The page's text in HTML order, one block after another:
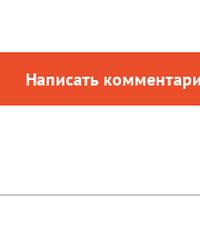
Написать